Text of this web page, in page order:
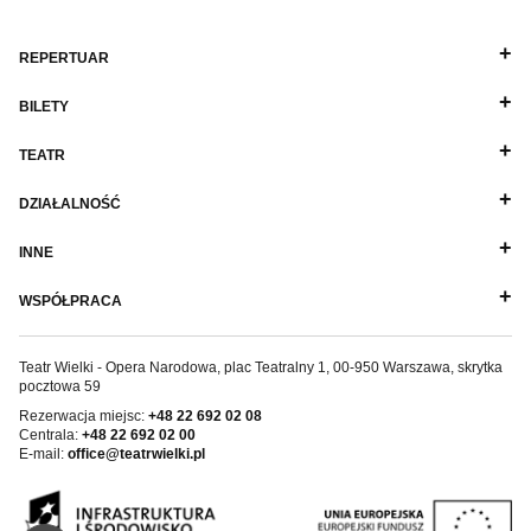
REPERTUAR
BILETY
TEATR
DZIAŁALNOŚĆ
INNE
WSPÓŁPRACA
Teatr Wielki - Opera Narodowa, plac Teatralny 1, 00-950 Warszawa, skrytka
pocztowa 59
Rezerwacja miejsc: +48 22 692 02 08
Centrala: +48 22 692 02 00
E-mail: office@teatrwielki.pl